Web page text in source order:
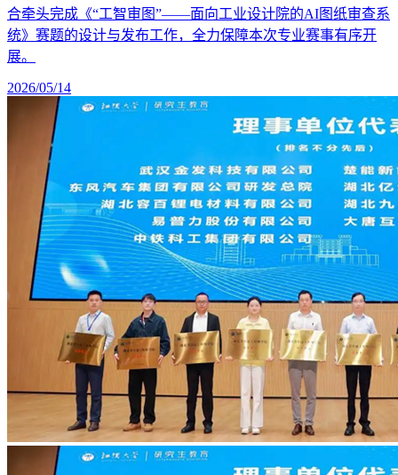
合牵头完成《“工智审图”——面向工业设计院的AI图纸审查系
统》赛题的设计与发布工作，全力保障本次专业赛事有序开
展。
2026/05/14